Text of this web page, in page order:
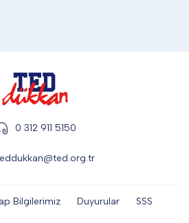
0 312 911 5150
Bilgilerimiz Duyurular SSS